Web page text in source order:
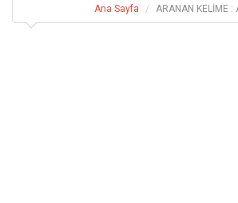
Ana Sayfa ARANAN KELİME :